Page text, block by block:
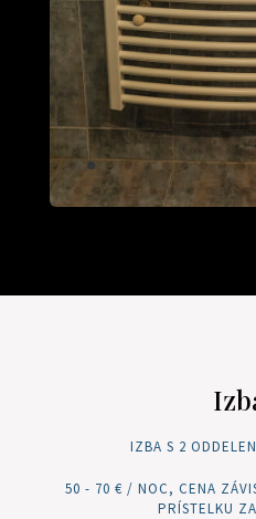
IZBA S 2
50 - 70 € / NOC, CENA
PRÍSTELKU